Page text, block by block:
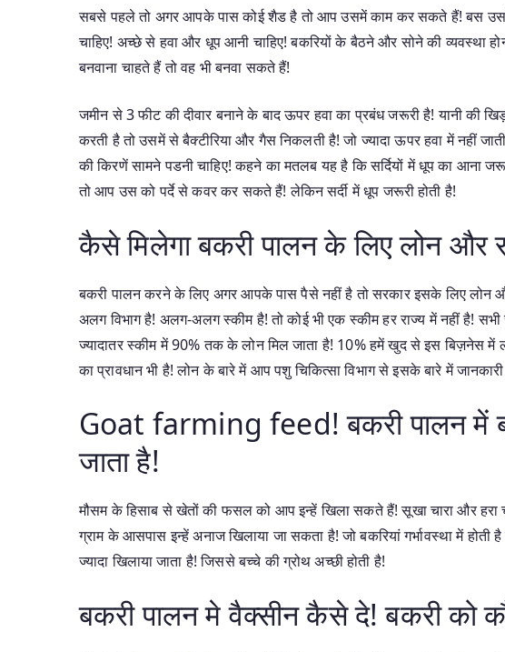
सबसे पहले तो अगर आपके पास कोई शैड है तो आप उसमें काम कर सकते हैं! बस उसमें
चाहिए! अच्छे से हवा और धूप आनी चाहिए! बकरियों के बैठने और सोने की व्यवस्था
बनवाना चाहते हैं तो वह भी बनवा सकते हैं!
जमीन से 3 फीट की दीवार बनाने के बाद ऊपर हवा का प्रबंध जरूरी है! यानी की
करती है तो उसमें से बैक्टीरिया और गैस निकलती है! जो ज्यादा ऊपर हवा में नहीं
की किरणें सामने पडनी चाहिए! कहने का मतलब यह है कि सर्दियों में धूप का आना
तो आप उस को पर्दे से कवर कर सकते हैं! लेकिन सर्दी में धूप जरूरी होती है!
कैसे मिलेगा बकरी पालन के लिए लोन और
बकरी पालन करने के लिए अगर आपके पास पैसे नहीं है तो सरकार इसके लिए लोन
अलग विभाग है! अलग-अलग स्कीम है! तो कोई भी एक स्कीम हर राज्य में नहीं है!
ज्यादातर स्कीम में 90% तक के लोन मिल जाता है! 10% हमें खुद से इस बिज़नेस में
का प्रावधान भी है! लोन के बारे में आप पशु चिकित्सा विभाग से इसके बारे में
Goat farming feed! बकरी पालन में
जाता है!
मौसम के हिसाब से खेतों की फसल को आप इन्हें खिला सकते हैं! सूखा चारा और हरा
ग्राम के आसपास इन्हें अनाज खिलाया जा सकता है! जो बकरियां गर्भावस्था में
ज्यादा खिलाया जाता है! जिससे बच्चे की ग्रोथ अच्छी होती है!
बकरी पालन मे वैक्सीन कैसे दे! बकरी को